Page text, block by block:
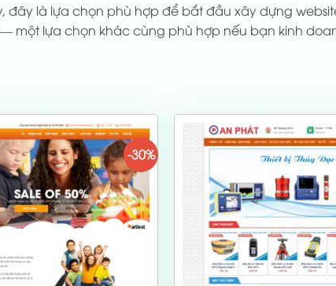
đây là lựa chọn phù hợp để bắt đầu xây dựng
— một lựa chọn khác cùng phù hợp nếu bạn kinh
-30%